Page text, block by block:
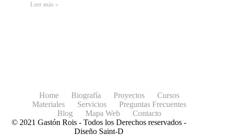
Leer más »
Home Biografía Proyectos
Cursos
Materiales
Servicios
Preguntas Frecuentes
Blog
Mapa Web
Contacto
© 2021 Gastón Rois - Todos los Derechos reservados -
Diseño Saint-D